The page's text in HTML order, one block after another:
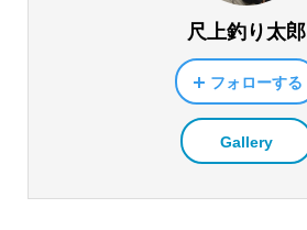
尺上釣り太郎
フォローする
Gallery